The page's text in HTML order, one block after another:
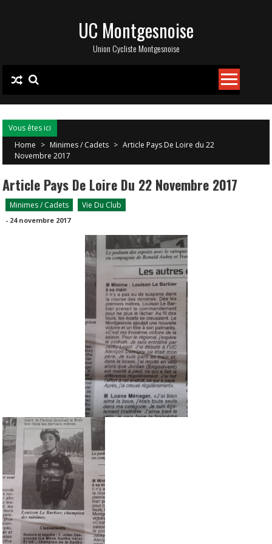
UC Montgesnoise
Union Cycliste Montgesnoise
Vous êtes ici
Home > Minimes / Cadets > Article Pays De Loire du 22
Novembre 2017
Article Pays De Loire Du 22 Novembre 2017
Minimes / Cadets Vie Du Club
- 24 novembre 2017